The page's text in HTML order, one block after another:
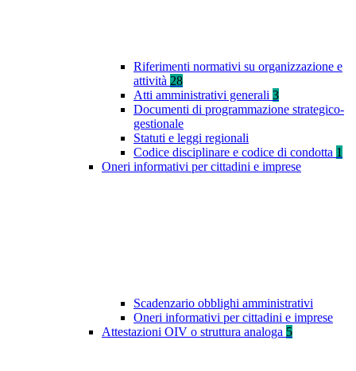
Riferimenti normativi su organizzazione e
attività 28
Atti amministrativi generali 3
Documenti di programmazione strategico-
gestionale
Statuti e leggi regionali
Codice disciplinare e codice di condotta 1
Oneri informativi per cittadini e imprese
Scadenzario obblighi amministrativi
Oneri informativi per cittadini e imprese
Attestazioni OIV o struttura analoga 5